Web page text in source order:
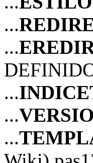
...
...
...
...
...